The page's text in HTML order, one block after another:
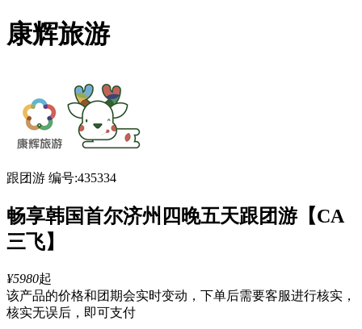
康辉旅游
跟团游 编号:435334
畅享韩国首尔济州四晚五天跟团游【CA
三飞】
¥5980起
该产品的价格和团期会实时变动，下单后需要客服进行核实，
核实无误后，即可支付